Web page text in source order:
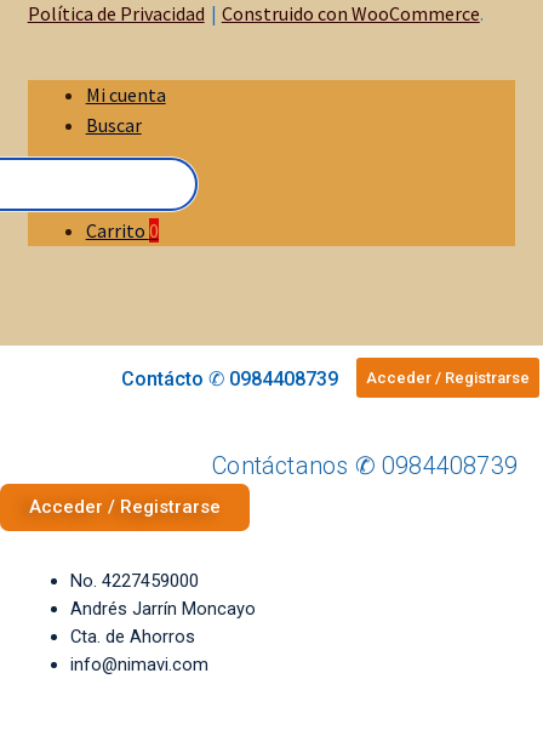
Política de Privacidad
Construido con WooCommerce.
Mi cuenta
Buscar
Carrito 0
Contácto ✆ 0984408739 Acceder / Registrarse
Contáctanos ✆ 0984408739
Acceder / Registrarse
No. 4227459000
Andrés Jarrín Moncayo
Cta. de Ahorros
info@nimavi.com